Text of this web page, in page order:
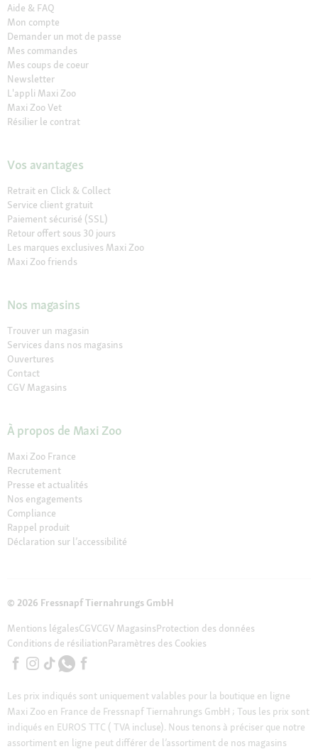
Aide & FAQ
Mon compte
Demander un mot de passe
Mes commandes
Mes coups de coeur
Newsletter
L'appli Maxi Zoo
Maxi Zoo Vet
Résilier le contrat
Vos avantages
Retrait en Click & Collect
Service client gratuit
Paiement sécurisé (SSL)
Retour offert sous 30 jours
Les marques exclusives Maxi Zoo
Maxi Zoo friends
Nos magasins
Trouver un magasin
Services dans nos magasins
Ouvertures
Contact
CGV Magasins
À propos de Maxi Zoo
Maxi Zoo France
Recrutement
Presse et actualités
Nos engagements
Compliance
Rappel produit
Déclaration sur l’accessibilité
© 2026 Fressnapf Tiernahrungs GmbH
Mentions légalesCGVCGV MagasinsProtection des données
Conditions de résiliationParamètres des Cookies
Les prix indiqués sont uniquement valables pour la boutique en ligne
Maxi Zoo en France de Fressnapf Tiernahrungs GmbH ; Tous les prix sont
indiqués en EUROS TTC ( TVA incluse). Nous tenons à préciser que notre
assortiment en ligne peut différer de l’assortiment de nos magasins